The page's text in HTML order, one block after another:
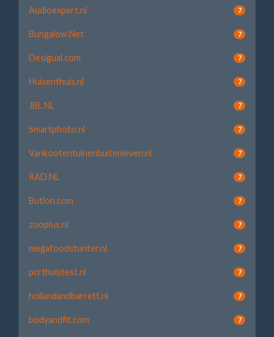
Audioexpert.nl 7
Bungalow.Net 7
Desigual.com 7
Huisenthuis.nl 7
JBL NL 7
Smartphoto.nl 7
Vankootentuinenbuitenleven.nl 7
RAD NL 7
Butlon.com 7
zooplus.nl 7
megafoodstunter.nl 7
pcrthuistest.nl 7
hollandandbarrett.nl 7
bodyandfit.com 7